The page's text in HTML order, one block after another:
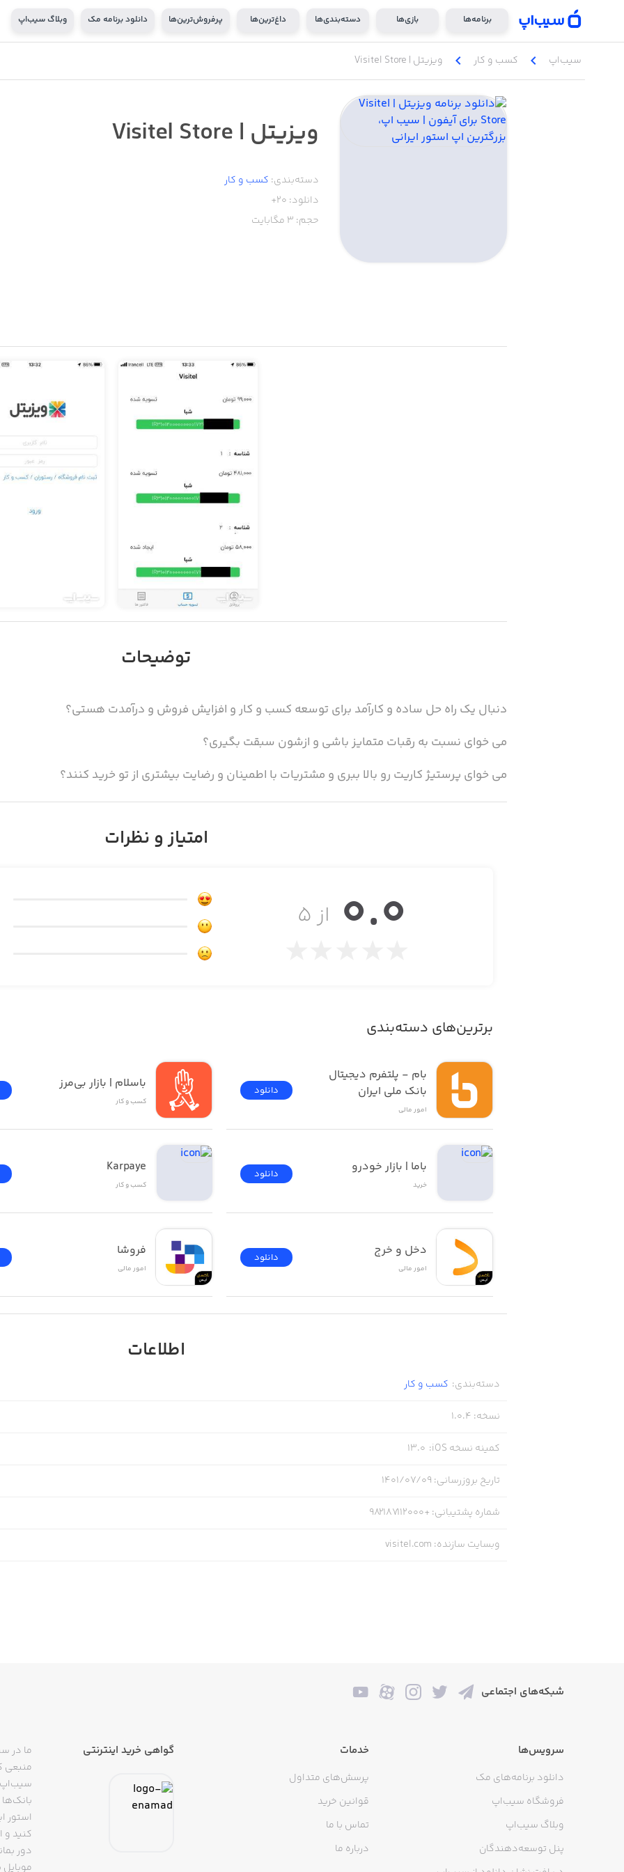
برنامه‌ها بازی‌ها دسته‌بندی‌ها داغ‌ترین‌ها پرفروش‌ترین‌ها دانلود برنامه مک وبلاگ سیب‌اپ
سیب‌اپ chevron_left کسب‌ و ‌کار chevron_left ویزیتل | Visitel Store
ویزیتل | Visitel Store
دسته‌بندی: کسب‌ و ‌کار
دانلود: 20+
حجم: 3 مگابایت
توضیحات
دنبال یک راه حل ساده و کارآمد برای توسعه کسب و کار و افزایش فروش و درآمدت هستی؟
می خوای نسبت به رقبات متمایز باشی و ازشون سبقت بگیری؟
می خوای پرستیژ کاریت رو بالا ببری و مشتریات با اطمینان و رضایت بیشتری از تو خرید کنند؟
حوصله پیچیدگی و کار کردن با نرم افزارهای فروشگاهی و یا آنلاین رو نداری؟
دنبال یک راه حل برای اطلاع از نظرات و رضایت مشتریات هستی؟امتیاز و نظرات
از ۵ 0.0
برترین‌های دسته‌بندی
بانک ملی ایران
امور ‌مالی
دانلود
باما | بازار خودرو
خرید
دانلود
دخل و خرج
امور ‌مالی
دانلود
باسلام | بازار بی‌مرز
کسب‌ و ‌کار
Karpaye
کسب‌ و ‌کار
فروشا
امور ‌مالی
اطلاعات
دسته‌بندی: کسب‌ و ‌کار
نسخه:
1.0.4
کمینه نسخه iOS :
13.0
تاریخ بروزرسانی: ۱۴۰۱/۰۷/۰۹
شماره پشتیبانی:
+982187112000
وبسایت سازنده:
visitel.com
شبکه‌های اجتماعی
سرویس‌ها
دانلود برنامه‌های مک
فروشگاه سیب‌اپ
وبلاگ سیب‌اپ
پنل توسعه‌دهندگان
خدمات
پرسش‌های متداول
قوانین خرید
تماس با ما
درباره ما
گواهی خرید اینترنتی
ما در
منبعی
سیب‌اپ
استور
دور
موبایل